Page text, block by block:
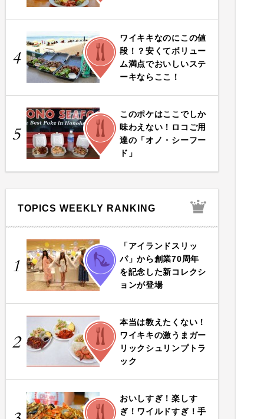
4
FOOD
ワイキキなのにこの値
段！？安くてボリュー
ム満点でおいしいステ
ーキならここ！
5
FOOD
このポケはここでしか
味わえない！ロコご用
達の「オノ・シーフー
ド」
TOPICS WEEKLY RANKING
1
FASHION
「アイランドスリッ
パ」から創業70周年
を記念した新コレクシ
ョンが登場
2
FOOD
本当は教えたくない！
ワイキキの激うまガー
リックシュリンプトラ
ック
FOOD
おいしすぎ！楽しす
ぎ！ワイルドすぎ！手